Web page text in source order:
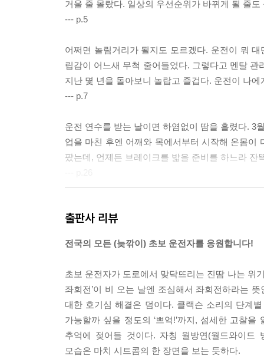
거울 줄 몰랐다. 일상의 우선순위가 바뀌게 될 줄도
--- p.5
어쩌면 놀림거리가 될지도 모르겠다. 운전이 뭐
립감이 어느새 무척 줄어들었다. 그렇다고 멘탈
지난 몇 년을 돌아보니 놀랍고 즐겁다. 운전이 나
--- p.7
운전 연수를 받는 날이면 하염없이 땀을 흘렸다. 3
업을 마친 후엔 어깨와 목에서부터 시작해 온몸이
팠는데, 언제든 브레이크를 밟을 준비를 하느라
팔랑 흔들면서, 내 고민의 우선순위가 재정렬되기
--- p.28
서툴고 정신없지만, 서툴러서 설레기도 한다. 희
거 할 줄 몰라요’라는 말을 쉽게 할 수 없다. 몰라
다. 궁지에 몰릴 때면 보는 사람 없는 곳에서 머리
편해진 것이다. 몰라요, 못해요, 소리를 맘 놓고
니었다. 운전을 할 때마다 배울 거리가 끊임없이
--- p.34
출판사 리뷰
전국의 모든 (늦깎이) 초보 운전자를 응원합니다!
초보 운전자가 도로에서 맞닥뜨리는 진땀 나는
좌회전’이 비 오는 날엔 조심해서 좌회전하라는
대한 호기심 해결은 덤이다. 클랙슨 소리의 단계
가능할까 싶을 정도의 ‘쁘억!’까지, 섬세한 고찰
추억에 젖어들 것이다. 자칭 월방연(월드와이드
모습은 마치 시트콤의 한 장면을 보는 듯하다.